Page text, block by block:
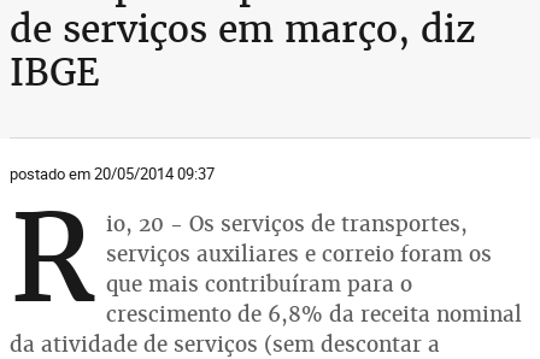
de serviços em março, diz
IBGE
postado em 20/05/2014 09:37
R io, 20 - Os serviços de transportes,
serviços auxiliares e correio foram os
que mais contribuíram para o
crescimento de 6,8% da receita nominal
da atividade de serviços (sem descontar a